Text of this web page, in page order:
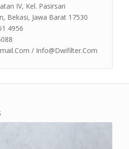
IV, Kel. Pasirsari
Bekasi, Jawa Barat 17530
4956
/ Info@Dwifilter.Com